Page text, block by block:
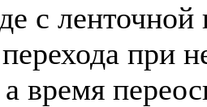
с
перехода при
время